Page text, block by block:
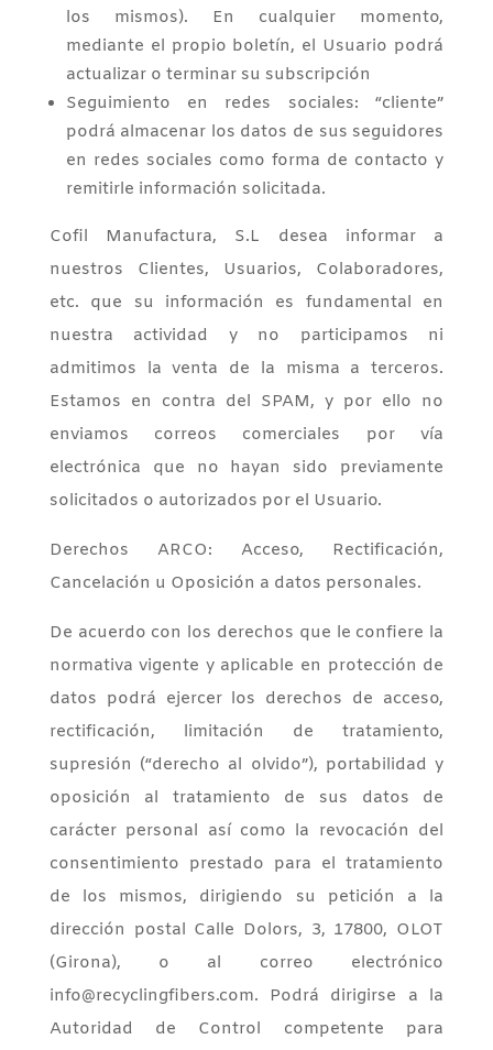
los mismos). En cualquier momento,
mediante el propio boletín, el Usuario podrá
actualizar o terminar su subscripción
Seguimiento en redes sociales: “cliente”
podrá almacenar los datos de sus seguidores
en redes sociales como forma de contacto y
remitirle información solicitada.
Cofil Manufactura, S.L desea informar a
nuestros Clientes, Usuarios, Colaboradores,
etc. que su información es fundamental en
nuestra actividad y no participamos ni
admitimos la venta de la misma a terceros.
Estamos en contra del SPAM, y por ello no
enviamos correos comerciales por vía
electrónica que no hayan sido previamente
solicitados o autorizados por el Usuario.
Derechos ARCO: Acceso, Rectificación,
Cancelación u Oposición a datos personales.
De acuerdo con los derechos que le confiere la
normativa vigente y aplicable en protección de
datos podrá ejercer los derechos de acceso,
rectificación, limitación de tratamiento,
supresión (“derecho al olvido”), portabilidad y
oposición al tratamiento de sus datos de
carácter personal así como la revocación del
consentimiento prestado para el tratamiento
de los mismos, dirigiendo su petición a la
dirección postal Calle Dolors, 3, 17800, OLOT
(Girona), o al correo electrónico
info@recyclingfibers.com. Podrá dirigirse a la
Autoridad de Control competente para